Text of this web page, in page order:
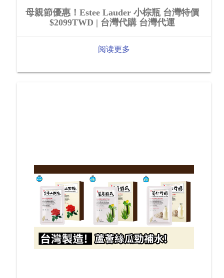
母親節優惠！Estee Lauder 小棕瓶 台灣特價
$2099TWD | 台灣代購 台灣代運
阅读更多